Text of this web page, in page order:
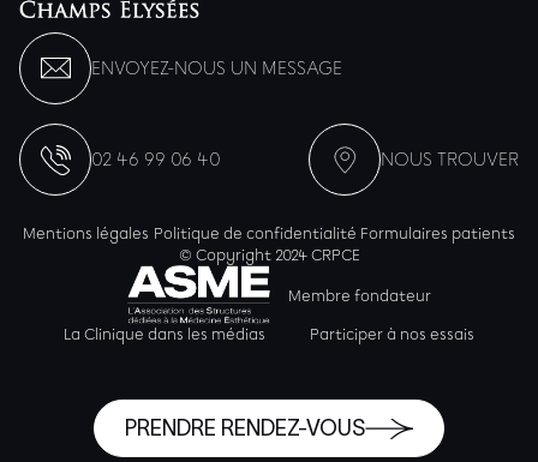
ENVOYEZ-NOUS UN MESSAGE
02 46 99 06 40 NOUS TROUVER
Mentions légales Politique de confidentialité Formulaires patients
© Copyright 2024 CRPCE
Membre fondateur
La Clinique dans les médias Participer à nos essais
PRENDRE RENDEZ-VOUS